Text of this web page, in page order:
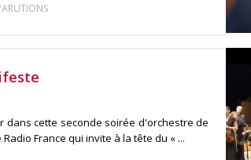
dans cette seconde soirée d'orchestre de
France qui invite à la tête du « ...